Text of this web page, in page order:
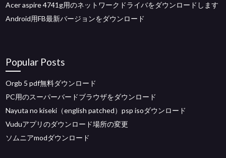
Acer aspire 4741g用のネットワークドライバをダウンロードします
Android用FB最新バージョンをダウンロード
Popular Posts
Orgb 5 pdf無料ダウンロード
PC用のスーパーバードブラウザをダウンロード
Nayuta no kiseki（english patched）psp isoダウンロード
Vuduアプリのダウンロード場所の変更
ソムニアmodダウンロード